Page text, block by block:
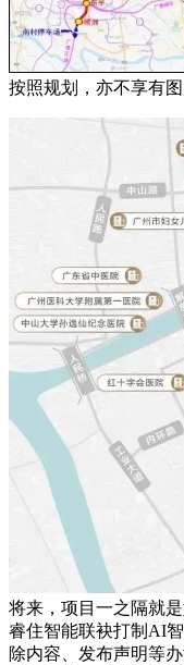
按照规划，亦不享有
将来，项目一之隔就
睿住智能联袂打制AI
除内容、发布声明等